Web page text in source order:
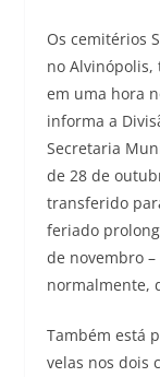
Os cemitérios
no
em uma hora
informa a
Secretaria
de 28 de
transferido
feriado
de novembro
normalmente,
Também está
velas nos dois